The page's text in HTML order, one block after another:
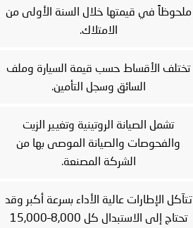
ملحوظاً في قيمتها خلال السنة الأولى من
الامتلاك.
تختلف الأقساط حسب قيمة السيارة وملف
السائق وسجل التأمين.
تشمل الصيانة الروتينية وتغيير الزيت
والفحوصات والصيانة الموصى بها من
الشركة المصنعة.
تتآكل الإطارات عالية الأداء بسرعة أكبر وقد
تحتاج إلى الاستبدال كل 8,000–15,000